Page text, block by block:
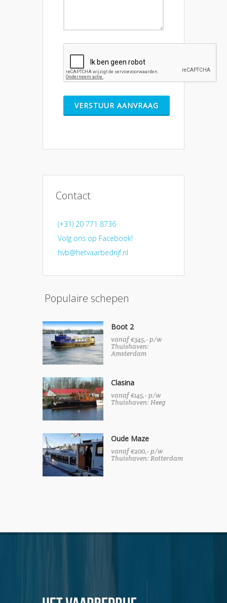
VERSTUUR AANVRAAG
Contact
(+31) 20 771 8736
Volg ons op Facebook!
hvb@hetvaarbedrijf.nl
Populaire schepen
Boot 2
vanaf €345,- p/w
Thuishaven:
Amsterdam
Clasina
vanaf €145,- p/w
Thuishaven: Heeg
Oude Maze
vanaf €200,- p/w
Thuishaven: Rotterdam